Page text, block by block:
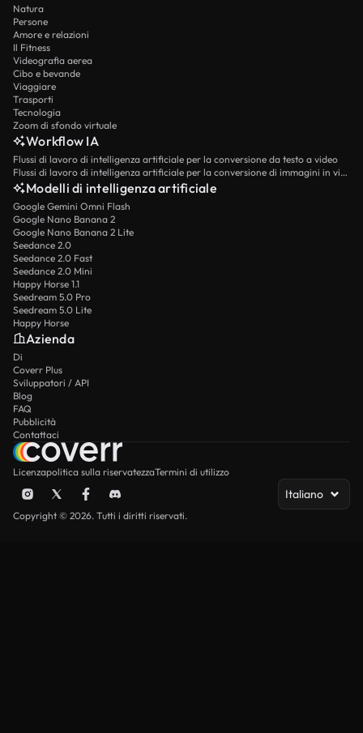
Natura
Persone
Amore e relazioni
Il Fitness
Videografia aerea
Cibo e bevande
Viaggiare
Trasporti
Tecnologia
Zoom di sfondo virtuale
Workflow IA
Flussi di lavoro di intelligenza artificiale per la conversione da testo a video
Flussi di lavoro di intelligenza artificiale per la conversione di immagini in video
Modelli di intelligenza artificiale
Google Gemini Omni Flash
Google Nano Banana 2
Google Nano Banana 2 Lite
Seedance 2.0
Seedance 2.0 Fast
Seedance 2.0 Mini
Happy Horse 1.1
Seedream 5.0 Pro
Seedream 5.0 Lite
Happy Horse
Azienda
Di
Coverr Plus
Sviluppatori / API
Blog
FAQ
Pubblicità
Contattaci
Licenzapolitica sulla riservatezzaTermini di utilizzo
Italiano
Copyright © 2026. Tutti i diritti riservati.